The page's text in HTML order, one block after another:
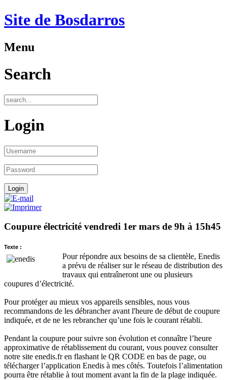
Site de Bosdarros
Menu
Search
Login
Coupure électricité vendredi 1er mars de 9h à 15h45
Texte :
Pour répondre aux besoins de sa clientèle, Enedis
a prévu de réaliser sur le réseau de distribution des
travaux qui entraîneront une ou plusieurs
coupures d’électricité.
Pour protéger au mieux vos appareils sensibles, nous vous
recommandons de les débrancher avant l'heure de début de coupure
indiquée, et de ne les rebrancher qu’une fois le courant rétabli.
Pendant la coupure pour suivre son évolution et connaître l’heure
approximative de rétablissement du courant, vous pouvez consulter
notre site enedis.fr en flashant le QR CODE en bas de page, ou
télécharger l’application Enedis à mes côtés. Toutefois l’alimentation
pourra être rétablie à tout moment avant la fin de la plage indiquée.